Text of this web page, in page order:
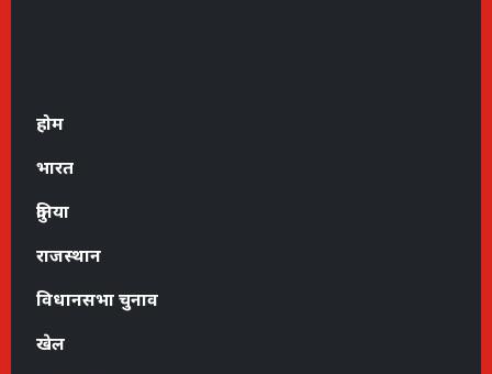
होम
भारत
दुनिया
राजस्थान
विधानसभा चुनाव
खेल